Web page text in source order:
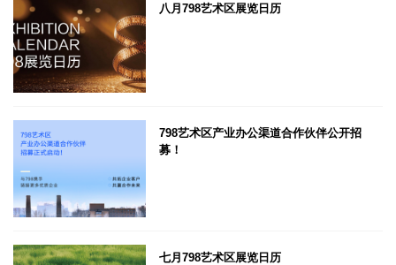
八月798艺术区展览日历
798艺术区产业办公渠道合作伙伴公开招
募！
七月798艺术区展览日历